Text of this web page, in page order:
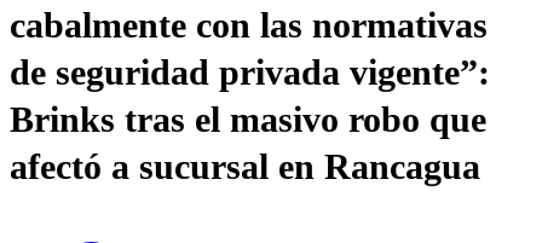
cabalmente con las normativas
de seguridad privada vigente”:
Brinks tras el masivo robo que
afectó a sucursal en Rancagua